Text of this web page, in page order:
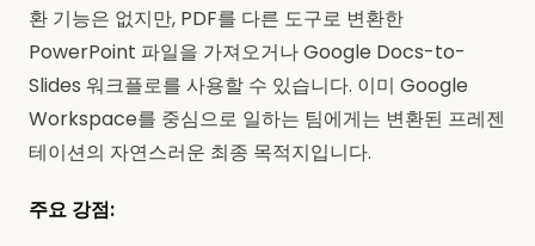
환 기능은 없지만, PDF를 다른 도구로 변환한
PowerPoint 파일을 가져오거나 Google Docs-to-
Slides 워크플로를 사용할 수 있습니다. 이미 Google
Workspace를 중심으로 일하는 팀에게는 변환된 프레젠
테이션의 자연스러운 최종 목적지입니다.
주요 강점: